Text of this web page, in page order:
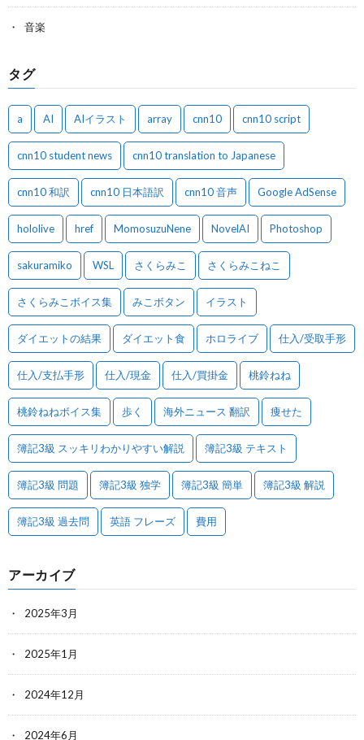
音楽
タグ
a AI AIイラスト array cnn10 cnn10 script
cnn10 student news cnn10 translation to Japanese
cnn10 和訳 cnn10 日本語訳 cnn10 音声 Google AdSense
hololive href MomosuzuNene NovelAI Photoshop
sakuramiko WSL さくらみこ さくらみこねこ
さくらみこボイス集 みこボタン イラスト
ダイエットの結果 ダイエット食 ホロライブ 仕入/受取手形
仕入/支払手形 仕入/現金 仕入/買掛金 桃鈴ねね
桃鈴ねねボイス集 歩く 海外ニュース 翻訳 痩せた
簿記3級 スッキリわかりやすい解説 簿記3級 テキスト
簿記3級 問題 簿記3級 独学 簿記3級 簡単 簿記3級 解説
簿記3級 過去問 英語 フレーズ 費用
アーカイブ
2025年3月
2025年1月
2024年12月
2024年6月